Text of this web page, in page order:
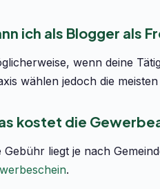
ich als Blogger als
wenn deine
wählen jedoch die
kostet die
Gebühr liegt je nach
.